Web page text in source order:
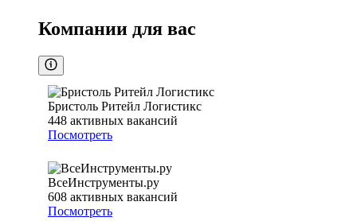
Компании для вас
Бристоль Ритейл Логистикс
448 активных вакансий
Посмотреть
ВсеИнструменты.ру
608 активных вакансий
Посмотреть